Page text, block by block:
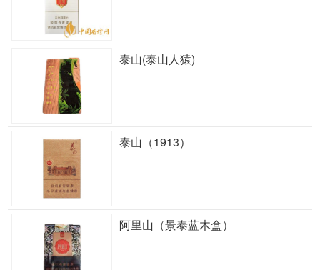
泰山(泰山人猿)
泰山（1913）
阿里山（景泰蓝木盒）